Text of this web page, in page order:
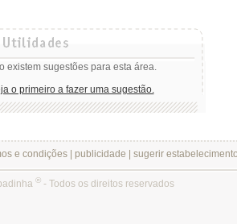
existem sugestões para esta área.
o primeiro a fazer uma sugestão.
e condições| publicidade sugerir estabelecimento
®- Todos os direitos reservados